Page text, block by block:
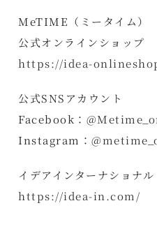
MeTIME（ミータイム）
公式オンラインショップ
https://idea-
公式SNSアカウント
Facebook：@
Instagram：@
イデアインターナショナル
https://idea-in.com/